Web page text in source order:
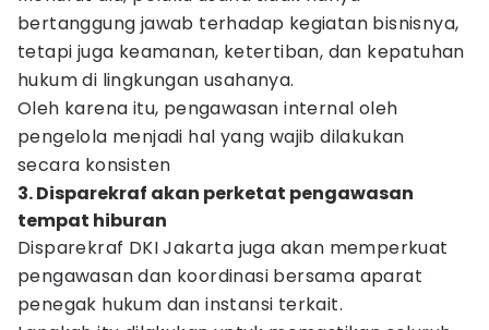
bertanggung jawab terhadap kegiatan bisnisnya,
tetapi juga keamanan, ketertiban, dan kepatuhan
hukum di lingkungan usahanya.
Oleh karena itu, pengawasan internal oleh
pengelola menjadi hal yang wajib dilakukan
secara konsisten
3. Disparekraf akan perketat pengawasan
tempat hiburan
Disparekraf DKI Jakarta juga akan memperkuat
pengawasan dan koordinasi bersama aparat
penegak hukum dan instansi terkait.